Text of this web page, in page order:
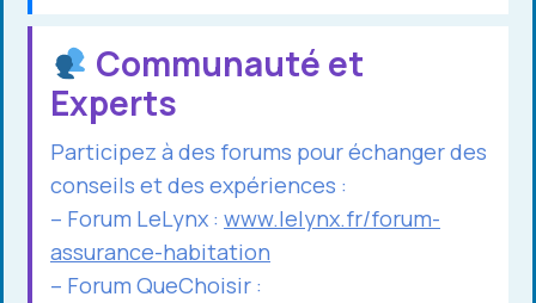
Communauté et
Experts
Participez à des forums pour échanger des
conseils et des expériences :
– Forum LeLynx : www.lelynx.fr/forum-
assurance-habitation
– Forum QueChoisir :